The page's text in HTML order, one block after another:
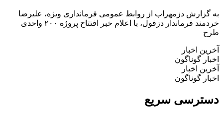
گزارش دزمهراب از روابط عمومی فرمانداری ویژه، علیرضا
خردمند فرماندار دزفول، با اعلام خبر افتتاح پروژه ۲۰۰ واحدی
اخبار
گوناگون
اخبار
گوناگون
سریع